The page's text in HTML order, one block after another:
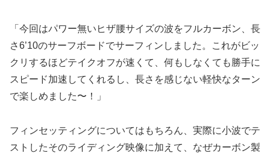
「今回はパワー無いヒザ腰サイズの波をフルカーボン、長
さ6’10のサーフボードでサーフィンしました。これがビッ
クリするほどテイクオフが速くて、何もしなくても勝手に
スピード加速してくれるし、長さを感じない軽快なターン
で楽しめました〜！」
フィンセッティングについてはもちろん、実際に小波でテ
ストしたそのライディング映像に加えて、なぜカーボン製